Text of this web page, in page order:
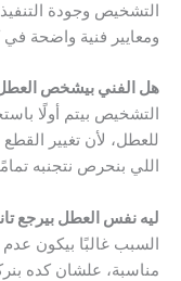
التشخيص وجودة
ومعايير فنية واضحة
هل الفني بيشخص العطل
التشخيص بيتم أولًا
للعطل، لأن تغيير
اللي بنحرص نتجنبه
ليه نفس العطل بيرجع
السبب غالبًا بيكون
مناسبة، علشان كده